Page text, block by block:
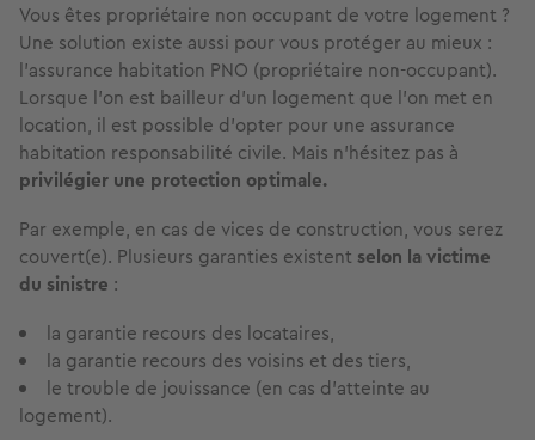
Vous êtes propriétaire non occupant de votre logement ?
Une solution existe aussi pour vous protéger au mieux :
l’assurance habitation PNO (propriétaire non-occupant).
Lorsque l’on est bailleur d’un logement que l’on met en
location, il est possible d'opter pour une assurance
habitation responsabilité civile. Mais n’hésitez pas à
privilégier une protection optimale.
Par exemple, en cas de vices de construction, vous serez
couvert(e). Plusieurs garanties existent selon la victime
du sinistre :
la garantie recours des locataires,
la garantie recours des voisins et des tiers,
le trouble de jouissance (en cas d’atteinte au
logement).